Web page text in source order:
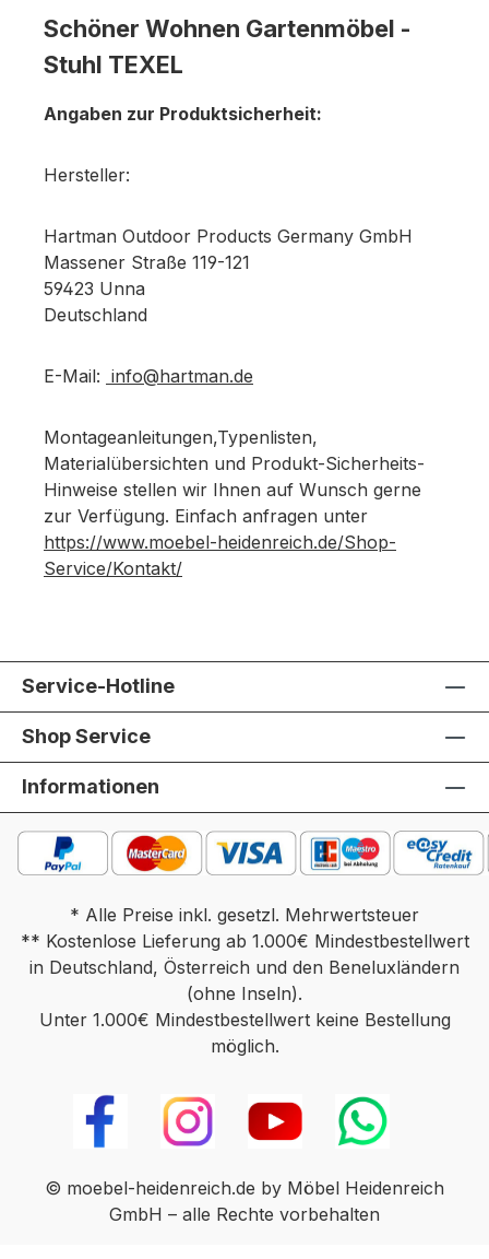
Schöner Wohnen Gartenmöbel -
Stuhl TEXEL
Angaben zur Produktsicherheit:
Hersteller:
Hartman Outdoor Products Germany GmbH
Massener Straße 119-121
59423 Unna
Deutschland
E-Mail: info@hartman.de
Montageanleitungen,Typenlisten,
Materialübersichten und Produkt-Sicherheits-
Hinweise stellen wir Ihnen auf Wunsch gerne
zur Verfügung. Einfach anfragen unter
https://www.moebel-heidenreich.de/Shop-
Service/Kontakt/
Service-Hotline
Shop Service
Informationen
* Alle Preise inkl. gesetzl. Mehrwertsteuer
** Kostenlose Lieferung ab 1.000€ Mindestbestellwert
in Deutschland, Österreich und den Beneluxländern
(ohne Inseln).
Unter 1.000€ Mindestbestellwert keine Bestellung
möglich.
© moebel-heidenreich.de by Möbel Heidenreich
GmbH – alle Rechte vorbehalten